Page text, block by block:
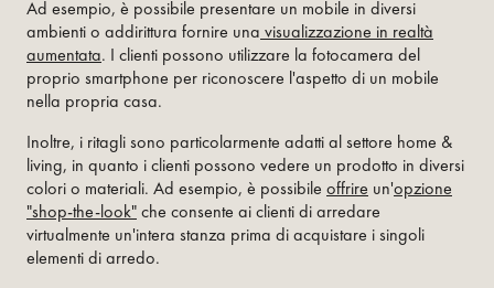
Ad esempio, è possibile presentare un mobile in diversi
ambienti o addirittura fornire una visualizzazione in realtà
aumentata. I clienti possono utilizzare la fotocamera del
proprio smartphone per riconoscere l'aspetto di un mobile
nella propria casa.
Inoltre, i ritagli sono particolarmente adatti al settore home &
living, in quanto i clienti possono vedere un prodotto in diversi
colori o materiali. Ad esempio, è possibile offrire un'opzione
"shop-the-look"che consente ai clienti di arredare
virtualmente un'intera stanza prima di acquistare i singoli
elementi di arredo.